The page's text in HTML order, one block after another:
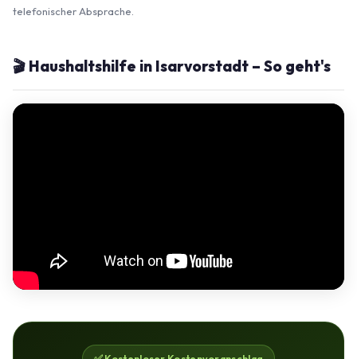
telefonischer Absprache.
🎬 Haushaltshilfe in Isarvorstadt – So geht's